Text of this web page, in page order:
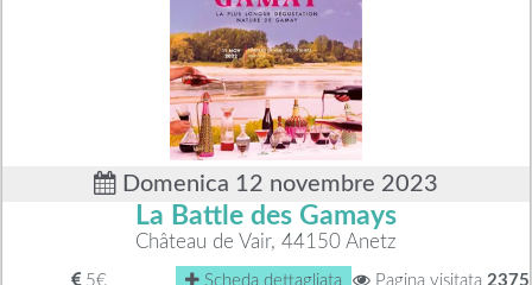
Domenica 12 novembre 2023
La Battle des Gamays
Château de Vair, 44150 Anetz
5€ Scheda dettagliata Pagina visitata 2375